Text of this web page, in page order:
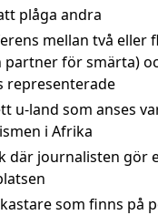
plåga andra
mellan två eller
för smärta)
representerade
u-land som anses
i Afrika
där journalisten gör
som finns på